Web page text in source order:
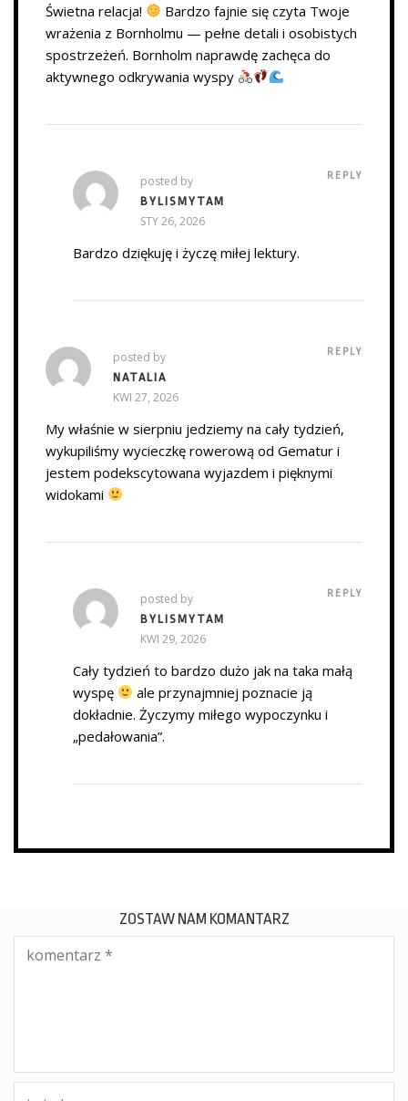
Świetna relacja!
Bardzo fajnie się czyta Twoje
wrażenia z Bornholmu — pełne detali i osobistych
spostrzeżeń. Bornholm naprawdę zachęca do
aktywnego odkrywania wyspy
posted by
BYLISMYTAM
STY 26, 2026
REPLY
Bardzo dziękuję i życzę miłej lektury.
posted by
NATALIA
KWI 27, 2026
REPLY
My właśnie w sierpniu jedziemy na cały tydzień,
wykupiliśmy wycieczkę rowerową od Gematur i
jestem podekscytowana wyjazdem i pięknymi
widokami
posted by
BYLISMYTAM
KWI 29, 2026
REPLY
Cały tydzień to bardzo dużo jak na taka małą
wyspę
ale przynajmniej poznacie ją
dokładnie. Życzymy miłego wypoczynku i
„pedałowania”.
ZOSTAW NAM KOMANTARZ